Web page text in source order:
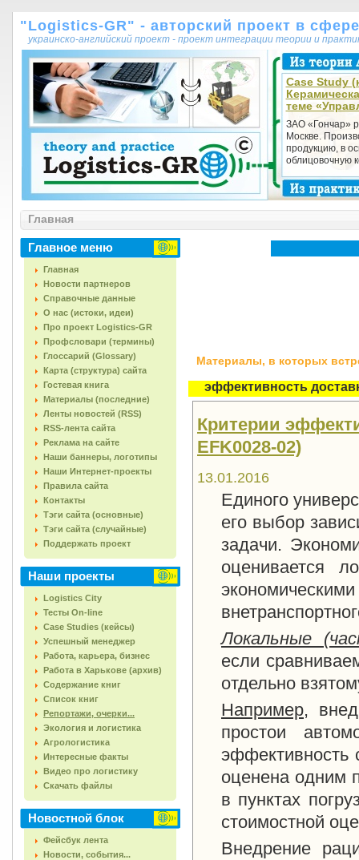
"Logistics-GR" - авторский проект в
украинско-английский проект - проект интеграции теории и
Case Study
теме
ЗАО «Гончар»
Москве.
продукцию, в
облицовочную
Главная
Главное меню
Главная
Новости партнеров
Справочные данные
О нас (истоки, идеи)
Про проект Logistics-GR
Профсловари (термины)
Глоссарий (Glossary)
Карта (структура) сайта
Гостевая книга
Материалы (последние)
Ленты новостей (RSS)
RSS-лента сайта
Реклама на сайте
Наши баннеры, логотипы
Наши Интернет-проекты
Правила сайта
Контакты
Тэги сайта (основные)
Тэги сайта (случайные)
Поддержать проект
Наши проекты
Logistics City
Тесты On-line
Case Studies (кейсы)
Успешный менеджер
Работа, карьера, бизнес
Работа в Харькове (архив)
Содержание книг
Список книг
Репортажи, очерки...
Экология и логистика
Агрологистика
Интересные факты
Видео про логистику
Скачать файлы
Новостной блок
Фейсбук лента
Новости, события...
Материалы, в которых
эффективность
Критерии
EFK0028-02)
13.01.2016
Единого
его выбор
задачи.
оценивается
Локальные
если
отдельно
Например,
простои
эффективность
оценена одним
в пунктах
стоимостной
Внедрение